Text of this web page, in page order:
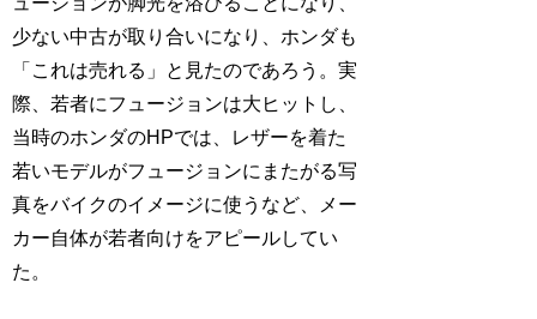
少ない中古が取り合いになり、ホンダも
「これは売れる」と見たのであろう。実
際、若者にフュージョンは大ヒットし、
当時のホンダのHPでは、レザーを着た
若いモデルがフュージョンにまたがる写
真をバイクのイメージに使うなど、メー
カー自体が若者向けをアピールしてい
た。